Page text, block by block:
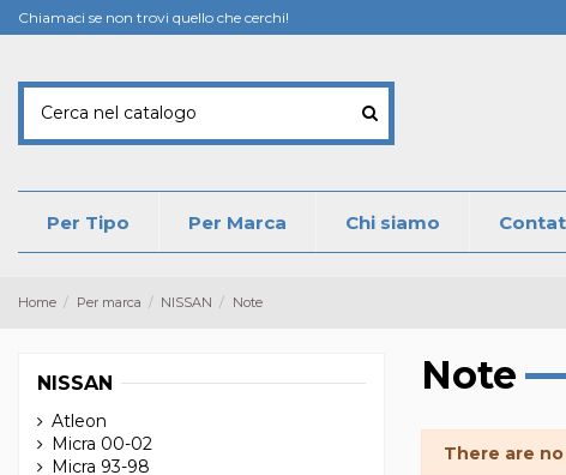
Chiamaci se non trovi quello che cerchi!
Per Tipo Per Marca Chi siamo
Home Per marca NISSAN Note
Note
There are
NISSAN
Atleon
Micra 00-02
Micra 93-98